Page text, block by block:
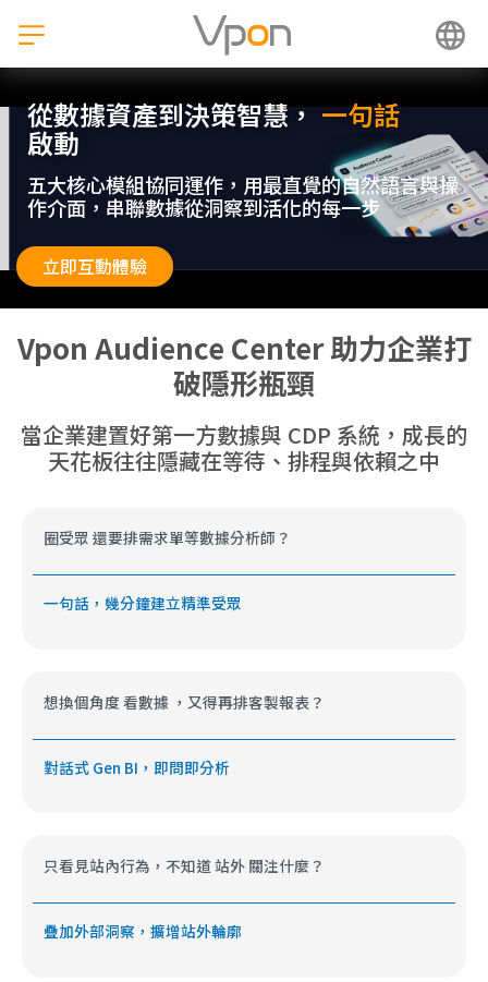
內 從數據資產到決策智慧，一句話
啟動
五大核心模組協同運作，用最直覺的自然語言與操
作介面，串聯數據從洞察到活化的每一步
立即互動體驗
Vpon Audience Center 助力企業打
破隱形瓶頸
當企業建置好第一方數據與 CDP 系統，成長的
天花板往往隱藏在等待、排程與依賴之中
圈受眾 還要排需求單等數據分析師？
一句話，幾分鐘建立精準受眾
想換個角度 看數據 ，又得再排客製報表？
對話式 Gen BI，即問即分析
只看見站內行為，不知道站外 關注什麼？
疊加外部洞察，擴增站外輪廓